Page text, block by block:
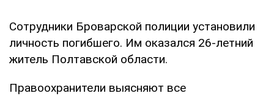
Сотрудники Броварской полиции установили
личность погибшего. Им оказался 26-летний
житель Полтавской области.
Правоохранители выясняют все